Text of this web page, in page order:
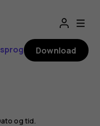
Download
og tid.